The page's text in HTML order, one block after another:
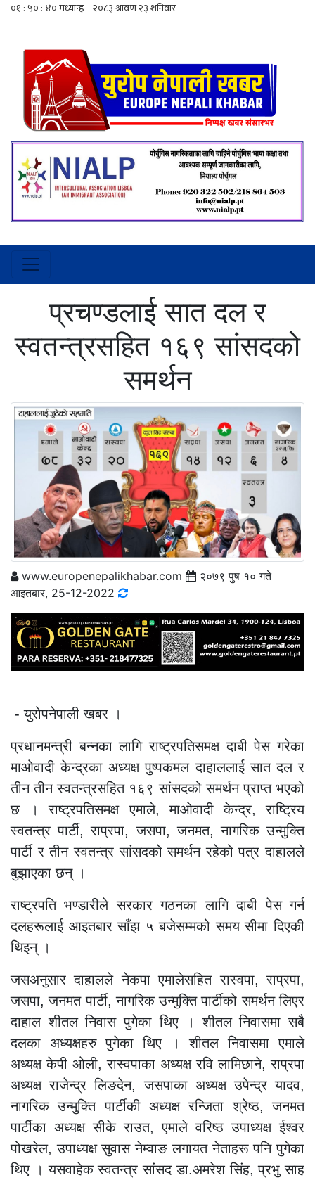
प्रचण्डलाई सात दल र
स्वतन्त्रसहित १६९ सांसदको
समर्थन
www.europenepalikhabar.com
२०७९ पुष १० गते
आइतबार, 25-12-2022
- युरोपनेपाली खबर ।
प्रधानमन्त्री बन्नका लागि राष्ट्रपतिसमक्ष दाबी पेस गरेका
माओवादी केन्द्रका अध्यक्ष पुष्पकमल दाहाललाई सात दल र
तीन तीन स्वतन्त्रसहित १६९ सांसदको समर्थन प्राप्त भएको
छ । राष्ट्रपतिसमक्ष एमाले, माओवादी केन्द्र, राष्ट्रिय
स्वतन्त्र पार्टी, राप्रपा, जसपा, जनमत, नागरिक उन्मुक्ति
पार्टी र तीन स्वतन्त्र सांसदको समर्थन रहेको पत्र दाहालले
बुझाएका छन् ।
राष्ट्रपति भण्डारीले सरकार गठनका लागि दाबी पेस गर्न
दलहरूलाई आइतबार साँझ ५ बजेसम्मको समय सीमा दिएकी
थिइन् ।
जसअनुसार दाहालले नेकपा एमालेसहित रास्वपा, राप्रपा,
जसपा, जनमत पार्टी, नागरिक उन्मुक्ति पार्टीको समर्थन लिएर
दाहाल शीतल निवास पुगेका थिए । शीतल निवासमा सबै
दलका अध्यक्षहरु पुगेका थिए । शीतल निवासमा एमाले
अध्यक्ष केपी ओली, रास्वपाका अध्यक्ष रवि लामिछाने, राप्रपा
अध्यक्ष राजेन्द्र लिङदेन, जसपाका अध्यक्ष उपेन्द्र यादव,
नागरिक उन्मुक्ति पार्टीकी अध्यक्ष रन्जिता श्रेष्ठ, जनमत
पार्टीका अध्यक्ष सीके राउत, एमाले वरिष्ठ उपाध्यक्ष ईश्वर
पोखरेल, उपाध्यक्ष सुवास नेम्वाङ लगायत नेताहरू पनि पुगेका
थिए । यसवाहेक स्वतन्त्र सांसद डा.अमरेश सिंह, प्रभु साह